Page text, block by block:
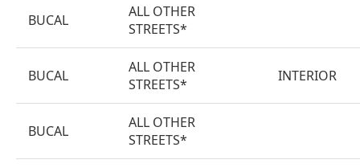
BUCAL
ALL OTHER
STREETS*
BUCAL
ALL OTHER
STREETS*
INTERIOR
BUCAL
ALL OTHER
STREETS*